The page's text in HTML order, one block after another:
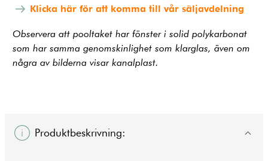
Klicka här för att komma till vår säljavdelning
Observera att pooltaket har fönster i solid polykarbonat
som har samma genomskinlighet som klarglas, även om
några av bilderna visar kanalplast.
Produktbeskrivning: